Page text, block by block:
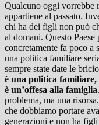
Qualcuno oggi vorrebbe
appartiene al passato.
chi ha dei figli non può
al domani. Questo
concretamente fa poco a
una politica familiare
sempre state date le
è una politica familiare,
è un’offesa alla famiglia
problema, ma una
che dobbiamo portare
generazioni e non ha